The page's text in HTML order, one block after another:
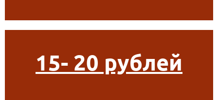
15- 20 рублей